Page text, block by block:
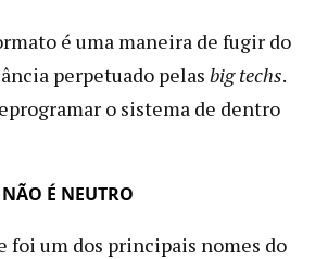
é uma maneira de fugir do
perpetuado pelas big techs.
o sistema de dentro
É NEUTRO
foi um dos principais nomes do